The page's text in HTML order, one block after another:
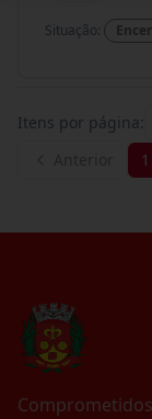
Situação:
Itens por página:
1